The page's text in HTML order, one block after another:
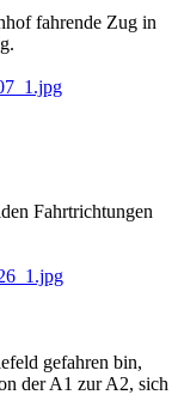
fahrende Zug in
Fahrtrichtungen
gefahren bin,
der A1 zur A2, sich